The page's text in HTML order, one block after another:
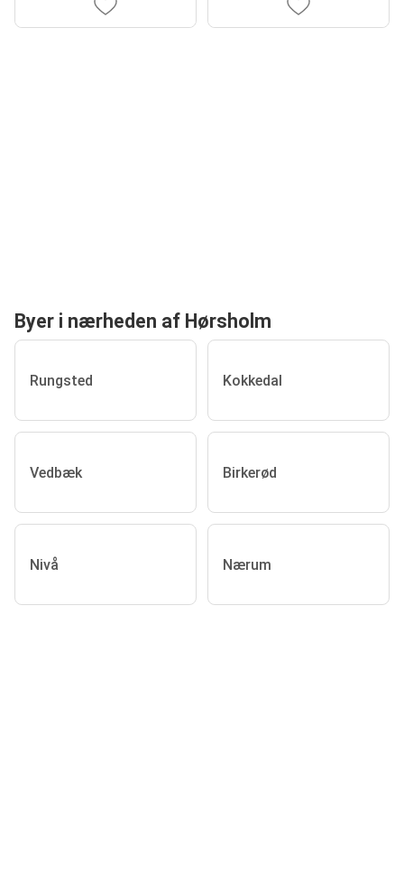
Byer i nærheden af Hørsholm
Rungsted Kokkedal
Vedbæk Birkerød
Nivå Nærum